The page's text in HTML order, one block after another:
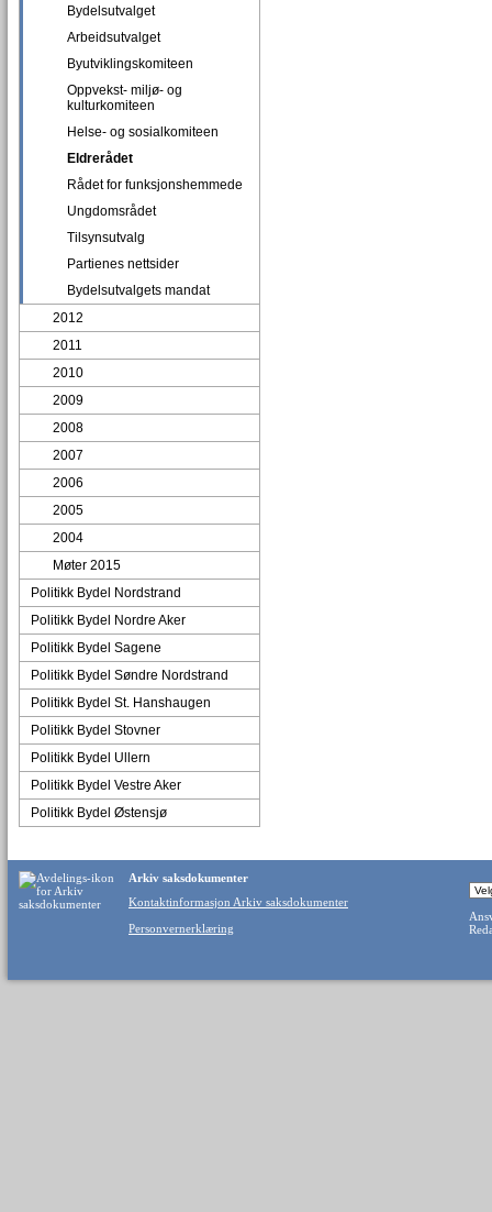
Bydelsutvalget
Arbeidsutvalget
Byutviklingskomiteen
Oppvekst- miljø- og
kulturkomiteen
Helse- og sosialkomiteen
Eldrerådet
Rådet for funksjonshemmede
Ungdomsrådet
Tilsynsutvalg
Partienes nettsider
Bydelsutvalgets mandat
2012
2011
2010
2009
2008
2007
2006
2005
2004
Møter 2015
Politikk Bydel Nordstrand
Politikk Bydel Nordre Aker
Politikk Bydel Sagene
Politikk Bydel Søndre Nordstrand
Politikk Bydel St. Hanshaugen
Politikk Bydel Stovner
Politikk Bydel Ullern
Politikk Bydel Vestre Aker
Politikk Bydel Østensjø
Arkiv saksdokumenter
Kontaktinformasjon Arkiv saksdokumenter
Personvernerklæring